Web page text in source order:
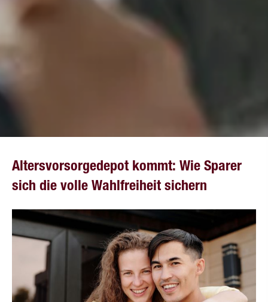
Alters­vorsorge­depot kommt: Wie Sparer
sich die volle Wahlfreiheit sichern